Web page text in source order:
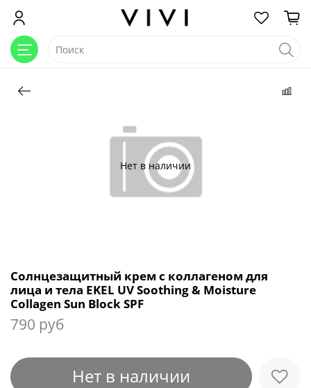
Нет в наличии
Солнцезащитный крем с коллагеном для
лица и тела EKEL UV Soothing & Moisture
Collagen Sun Block SPF
790 руб
Нет в наличии